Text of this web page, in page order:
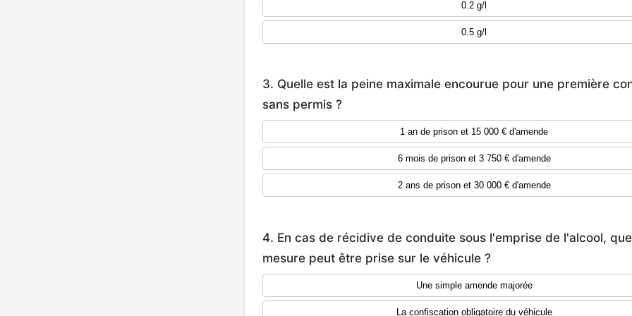
0.2 g/l
0.5 g/l
3. Quelle est la peine maximale encourue pour une première
sans permis ?
1 an de prison et 15 000 € d'amende
6 mois de prison et 3 750 € d'amende
2 ans de prison et 30 000 € d'amende
4. En cas de récidive de conduite sous l'emprise de l'alcool,
mesure peut être prise sur le véhicule ?
Une simple amende majorée
La confiscation obligatoire du véhicule